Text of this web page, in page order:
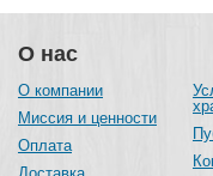
О нас
О компании
Миссия и ценности
Оплата